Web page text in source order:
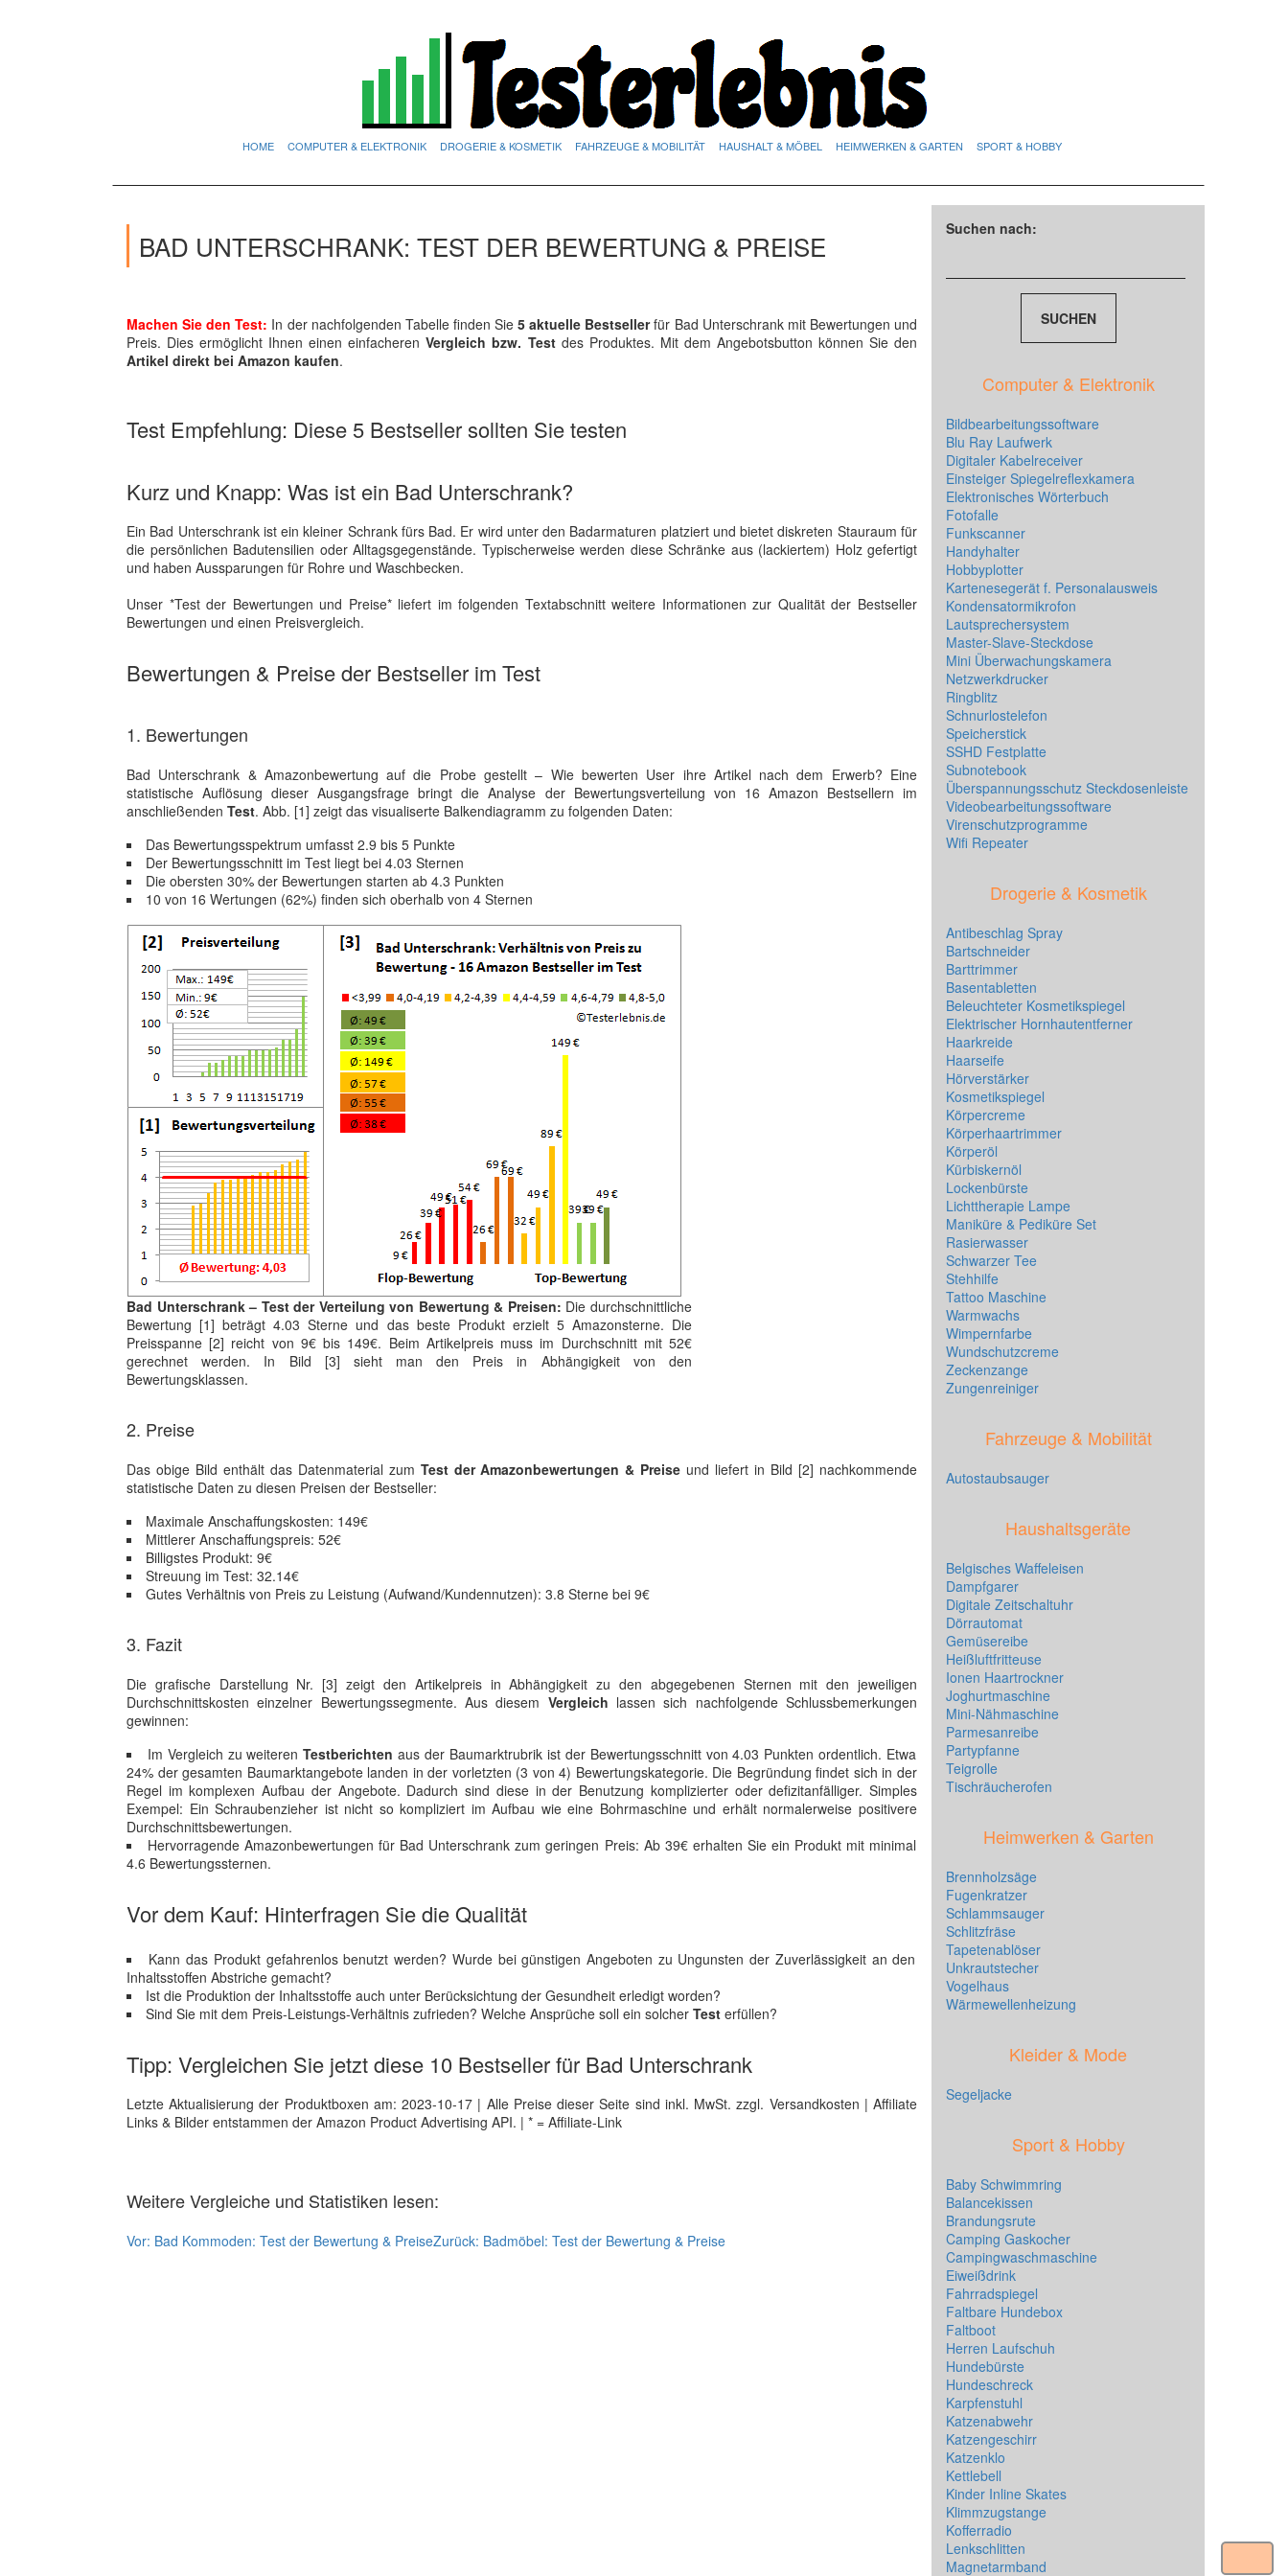
HOME COMPUTER & ELEKTRONIK DROGERIE & KOSMETIK FAHRZEUGE & MOBILITÄT HAUSHALT & MÖBEL HEIMWERKEN & GARTEN SPORT & HOBBY
BAD UNTERSCHRANK: TEST DER BEWERTUNG & PREISE
Machen Sie den Test: In der nachfolgenden Tabelle finden Sie 5 aktuelle Bestsellerfür Bad Unterschrank mit Bewertungen und
Preis. Dies ermöglicht Ihnen einen einfacherenVergleich bzw. Testdes Produktes. Mit dem Angebotsbutton können Sie den
Artikel direkt bei Amazon kaufen.
Test Empfehlung: Diese 5 Bestseller sollten Sie testen
Kurz und Knapp: Was ist ein Bad Unterschrank?
Ein Bad Unterschrank ist ein kleiner Schrank fürs Bad. Er wird unter den Badarmaturen platziert und bietet diskreten Stauraum für
die persönlichen Badutensilien oder Alltagsgegenstände. Typischerweise werden diese Schränke aus (lackiertem) Holz gefertigt
und haben Aussparungen für Rohre und Waschbecken.
Unser *Test der Bewertungen und Preise* liefert im folgenden Textabschnitt weitere Informationen zur Qualität der Bestseller
Bewertungen und einen Preisvergleich.
Bewertungen & Preise der Bestseller im Test
1. Bewertungen
Bad Unterschrank & Amazonbewertung auf die Probe gestellt – Wie bewerten User ihre Artikel nach dem Erwerb? Eine
statistische Auflösung dieser Ausgangsfrage bringt die Analyse der Bewertungsverteilung von 16 Amazon Bestsellern im
anschließenden Test. Abb. [1] zeigt das visualiserte Balkendiagramm zu folgenden Daten:
Das Bewertungsspektrum umfasst 2.9 bis 5 Punkte
Der Bewertungsschnitt im Test liegt bei 4.03 Sternen
Die obersten 30% der Bewertungen starten ab 4.3 Punkten
10 von 16 Wertungen (62%) finden sich oberhalb von 4 Sternen
Bad Unterschrank – Test der Verteilung von Bewertung & Preisen: Die durchschnittliche
Bewertung [1] beträgt 4.03 Sterne und das beste Produkt erzielt 5 Amazonsterne. Die
Preisspanne [2] reicht von 9€ bis 149€. Beim Artikelpreis muss im Durchschnitt mit 52€
gerechnet werden. In Bild [3] sieht man den Preis in Abhängigkeit von den
Bewertungsklassen.
2. Preise
Das obige Bild enthält das Datenmaterial zum Test der Amazonbewertungen & Preise und liefert in Bild [2] nachkommende
statistische Daten zu diesen Preisen der Bestseller:
Maximale Anschaffungskosten: 149€
Mittlerer Anschaffungspreis: 52€
Billigstes Produkt: 9€
Streuung im Test: 32.14€
Gutes Verhältnis von Preis zu Leistung (Aufwand/Kundennutzen): 3.8 Sterne bei 9€
3. Fazit
Die grafische Darstellung Nr. [3] zeigt den Artikelpreis in Abhängigkeit zu den abgegebenen Sternen mit den jeweiligen
Durchschnittskosten einzelner Bewertungssegmente. Aus diesem Vergleich lassen sich nachfolgende Schlussbemerkungen
gewinnen:
Im Vergleich zu weiterenTestberichten aus der Baumarktrubrik ist der Bewertungsschnitt von 4.03 Punkten ordentlich. Etwa
24% der gesamten Baumarktangebote landen in der vorletzten (3 von 4) Bewertungskategorie. Die Begründung findet sich in der
Regel im komplexen Aufbau der Angebote. Dadurch sind diese in der Benutzung komplizierter oder defizitanfälliger. Simples
Exempel: Ein Schraubenzieher ist nicht so kompliziert im Aufbau wie eine Bohrmaschine und erhält normalerweise positivere
Durchschnittsbewertungen.
Hervorragende Amazonbewertungen für Bad Unterschrank zum geringen Preis: Ab 39€ erhalten Sie ein Produkt mit minimal
4.6 Bewertungssternen.
Vor dem Kauf: Hinterfragen Sie die Qualität
Kann das Produkt gefahrenlos benutzt werden? Wurde bei günstigen Angeboten zu Ungunsten der Zuverlässigkeit an den
Inhaltsstoffen Abstriche gemacht?
Ist die Produktion der Inhaltsstoffe auch unter Berücksichtung der Gesundheit erledigt worden?
Sind Sie mit dem Preis-Leistungs-Verhältnis zufrieden? Welche Ansprüche soll ein solcher Test erfüllen?
Tipp: Vergleichen Sie jetzt diese 10 Bestseller für Bad Unterschrank
Letzte Aktualisierung der Produktboxen am: 2023-10-17 | Alle Preise dieser Seite sind inkl. MwSt. zzgl. Versandkosten | Affiliate
Links & Bilder entstammen der Amazon Product Advertising API. | * = Affiliate-Link
Weitere Vergleiche und Statistiken lesen:
Vor: Bad Kommoden: Test der Bewertung & PreiseZurück: Badmöbel: Test der Bewertung & Preise
Suchen nach:
Computer & Elektronik
Bildbearbeitungssoftware
Blu Ray Laufwerk
Digitaler Kabelreceiver
Einsteiger Spiegelreflexkamera
Elektronisches Wörterbuch
Fotofalle
Funkscanner
Handyhalter
Hobbyplotter
Kartenesegerät f. Personalausweis
Kondensatormikrofon
Lautsprechersystem
Master-Slave-Steckdose
Mini Überwachungskamera
Netzwerkdrucker
Ringblitz
Schnurlostelefon
Speicherstick
SSHD Festplatte
Subnotebook
Überspannungsschutz Steckdosenleiste
Videobearbeitungssoftware
Virenschutzprogramme
Wifi Repeater
Drogerie & Kosmetik
Antibeschlag Spray
Bartschneider
Barttrimmer
Basentabletten
Beleuchteter Kosmetikspiegel
Elektrischer Hornhautentferner
Haarkreide
Haarseife
Hörverstärker
Kosmetikspiegel
Körpercreme
Körperhaartrimmer
Körperöl
Kürbiskernöl
Lockenbürste
Lichttherapie Lampe
Maniküre & Pediküre Set
Rasierwasser
Schwarzer Tee
Stehhilfe
Tattoo Maschine
Warmwachs
Wimpernfarbe
Wundschutzcreme
Zeckenzange
Zungenreiniger
Fahrzeuge & Mobilität
Autostaubsauger
Haushaltsgeräte
Belgisches Waffeleisen
Dampfgarer
Digitale Zeitschaltuhr
Dörrautomat
Gemüsereibe
Heißluftfritteuse
Ionen Haartrockner
Joghurtmaschine
Mini-Nähmaschine
Parmesanreibe
Partypfanne
Teigrolle
Tischräucherofen
Heimwerken & Garten
Brennholzsäge
Fugenkratzer
Schlammsauger
Schlitzfräse
Tapetenablöser
Unkrautstecher
Vogelhaus
Wärmewellenheizung
Kleider & Mode
Segeljacke
Sport & Hobby
Baby Schwimmring
Balancekissen
Brandungsrute
Camping Gaskocher
Campingwaschmaschine
Eiweißdrink
Fahrradspiegel
Faltbare Hundebox
Faltboot
Herren Laufschuh
Hundebürste
Hundeschreck
Karpfenstuhl
Katzenabwehr
Katzengeschirr
Katzenklo
Kettlebell
Kinder Inline Skates
Klimmzugstange
Kofferradio
Lenkschlitten
Magnetarmband